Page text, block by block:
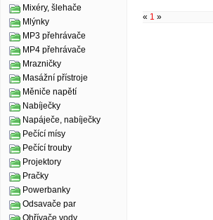
Mixéry, šlehače
Mlýnky
MP3 přehrávače
MP4 přehrávače
Mrazničky
Masážní přístroje
Měniče napětí
Nabíječky
Napáječe, nabíječky
Pečící mísy
Pečící trouby
Projektory
Pračky
Powerbanky
Odsavače par
Ohřívače vody
« 1 »